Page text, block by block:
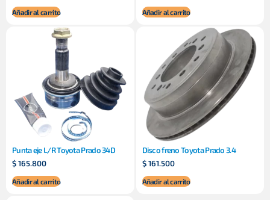
Añadir al carrito Añadir al carrito
Punta eje L/R Toyota Prado 34D
$165.800
Añadir al carrito
Disco freno Toyota Prado 3.4
$161.500
Añadir al carrito